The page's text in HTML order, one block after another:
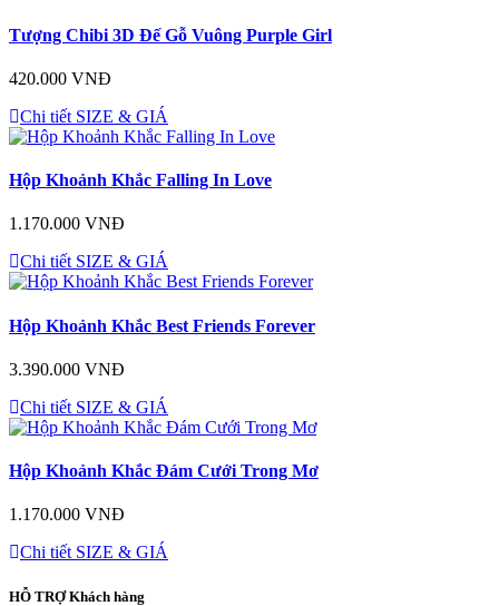
Tượng Chibi 3D Đế Gỗ Vuông Purple Girl
420.000 VNĐ
Chi tiết SIZE & GIÁ
Hộp Khoảnh Khắc Falling In Love
1.170.000 VNĐ
Chi tiết SIZE & GIÁ
Hộp Khoảnh Khắc Best Friends Forever
3.390.000 VNĐ
Chi tiết SIZE & GIÁ
Hộp Khoảnh Khắc Đám Cưới Trong Mơ
1.170.000 VNĐ
Chi tiết SIZE & GIÁ
HỖ TRỢKhách hàng